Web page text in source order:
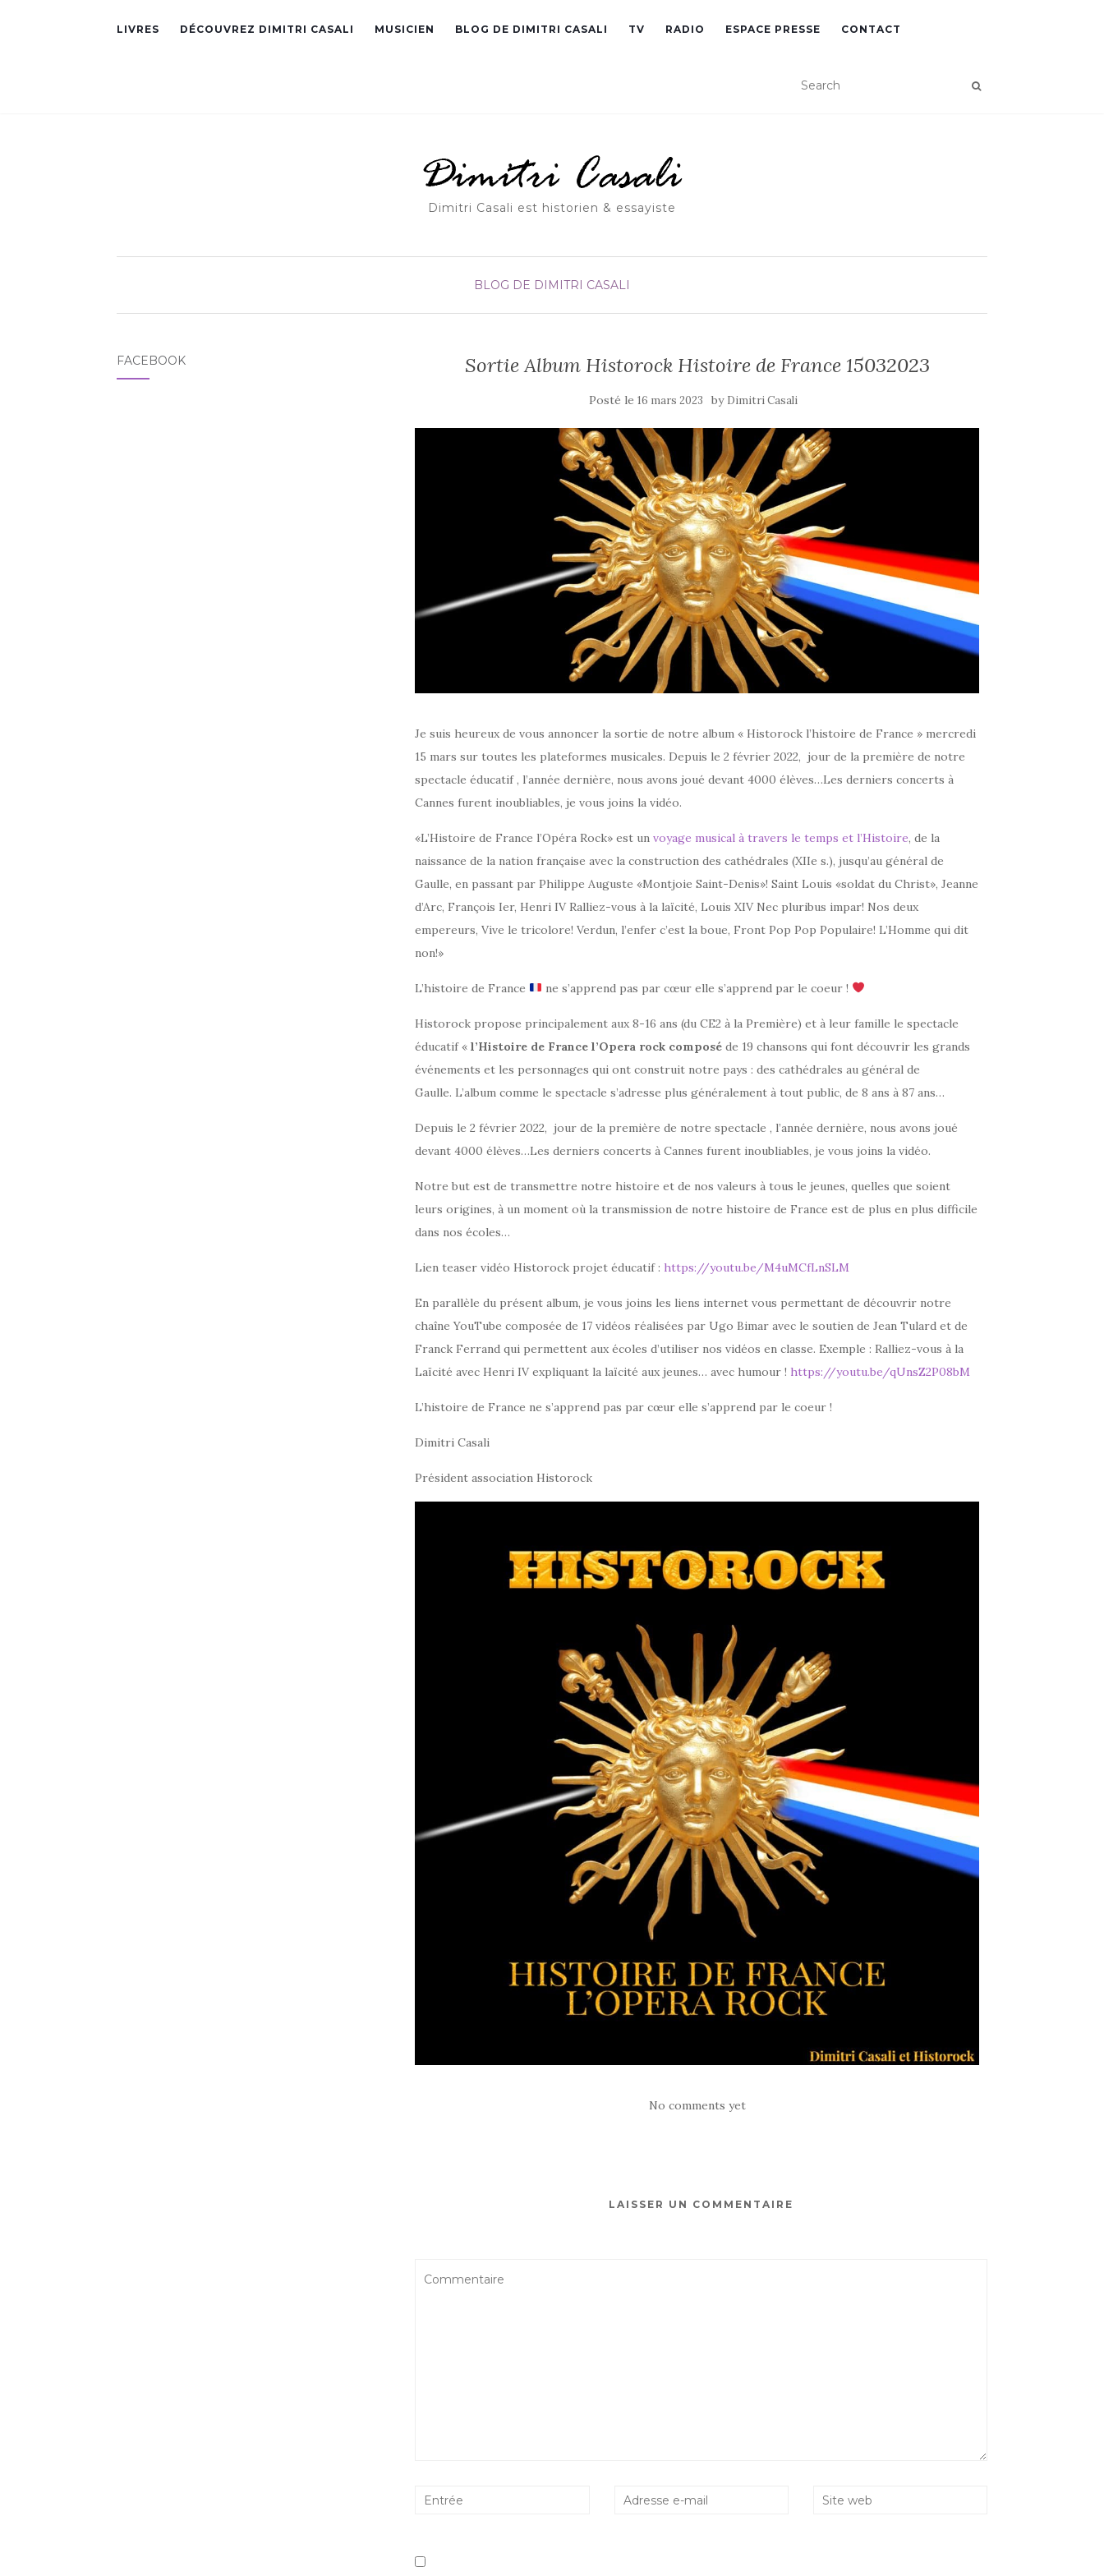
LIVRES DÉCOUVREZ DIMITRI CASALI MUSICIEN BLOG DE DIMITRI CASALI TV RADIO ESPACE PRESSE CONTACT
Dimitri Casali est historien & essayiste
BLOG DE DIMITRI CASALI
Sortie Album Historock Histoire de France 15032023
Posté le 16 mars 2023 by Dimitri Casali
Je suis heureux de vous annoncer la sortie de notre album « Historock l’histoire de France » mercredi
15 mars sur toutes les plateformes musicales. Depuis le 2 février 2022, jour de la première de notre
spectacle éducatif , l’année dernière, nous avons joué devant 4000 élèves…Les derniers concerts à
Cannes furent inoubliables, je vous joins la vidéo.
«L’Histoire de France l’Opéra Rock» est unvoyage musical à travers le temps et l’Histoire, de la
naissance de la nation française avec la construction des cathédrales (XIIe s.), jusqu’au général de
Gaulle, en passant par Philippe Auguste «Montjoie Saint-Denis»! Saint Louis «soldat du Christ», Jeanne
d’Arc, François Ier, Henri IV Ralliez-vous à la laïcité, Louis XIV Nec pluribus impar! Nos deux
empereurs, Vive le tricolore! Verdun, l’enfer c’est la boue, Front Pop Pop Populaire! L’Homme qui dit
non!»
L’histoire de France ne s’apprend pas par cœur elle s’apprend par le coeur !
Historock propose principalement aux 8-16 ans (du CE2 à la Première) et à leur famille le spectacle
éducatif «l’Histoire de France l’Opera rock composéde 19 chansons qui font découvrir les grands
événements et les personnages qui ont construit notre pays : des cathédrales au général de
Gaulle. L’album comme le spectacle s’adresse plus généralement à tout public, de 8 ans à 87 ans…
Depuis le 2 février 2022, jour de la première de notre spectacle , l’année dernière, nous avons joué
devant 4000 élèves…Les derniers concerts à Cannes furent inoubliables, je vous joins la vidéo.
Notre but est de transmettre notre histoire et de nos valeurs à tous le jeunes, quelles que soient
leurs origines, à un moment où la transmission de notre histoire de France est de plus en plus difficile
dans nos écoles…
Lien teaser vidéo Historock projet éducatif : https://youtu.be/M4uMCfLnSLM
En parallèle du présent album, je vous joins les liens internet vous permettant de découvrir notre
chaîne YouTube composée de 17 vidéos réalisées par Ugo Bimar avec le soutien de Jean Tulard et de
Franck Ferrand qui permettent aux écoles d’utiliser nos vidéos en classe. Exemple : Ralliez-vous à la
Laïcité avec Henri IV expliquant la laïcité aux jeunes… avec humour ! https://youtu.be/qUnsZ2P08bM
L’histoire de France ne s’apprend pas par cœur elle s’apprend par le coeur !
Dimitri Casali
Président association Historock
No comments yet
LAISSER UN COMMENTAIRE
FACEBOOK